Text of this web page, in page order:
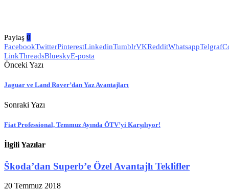
Paylaş 0
FacebookTwitterPinterestLinkedinTumblrVKRedditWhatsappTelgraf
LinkThreadsBlueskyE-posta
Önceki Yazı
Jaguar ve Land Rover’dan Yaz Avantajları
Sonraki Yazı
Fiat Professional, Temmuz Ayında ÖTV’yi Karşılıyor!
İlgili Yazılar
Škoda’dan Superb’e Özel Avantajlı Teklifler
20 Temmuz 2018